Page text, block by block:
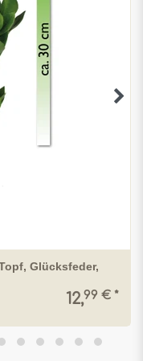
Glücksfeder,
12,99 € *